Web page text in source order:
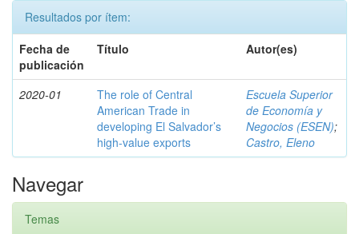
Resultados por ítem:
Fecha de
publicación
Título Autor(es)
2020-01
The role of Central
American Trade in
developing El Salvador’s
high-value exports
Escuela Superior
de Economía y
Negocios (ESEN);
Castro, Eleno
Navegar
Temas